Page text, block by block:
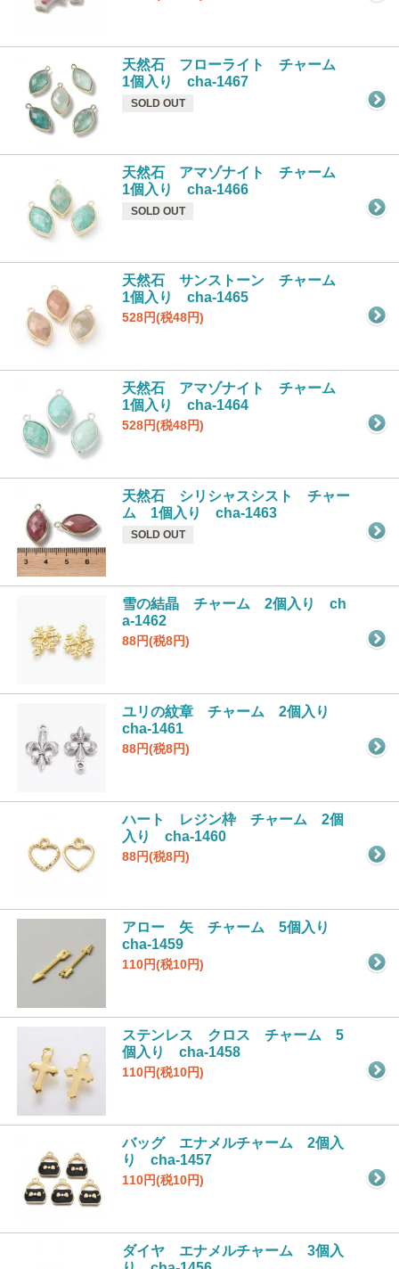
天然石 フローライト チャーム
1個入り cha-1467
SOLD OUT
天然石 アマゾナイト チャーム
1個入り cha-1466
SOLD OUT
天然石 サンストーン チャーム
1個入り cha-1465
528円(税48円)
天然石 アマゾナイト チャーム
1個入り cha-1464
528円(税48円)
天然石 シリシャスシスト チャー
ム 1個入り cha-1463
SOLD OUT
雪の結晶 チャーム 2個入り ch
a-1462
88円(税8円)
ユリの紋章 チャーム 2個入り
cha-1461
88円(税8円)
ハート レジン枠 チャーム 2個
入り cha-1460
88円(税8円)
アロー 矢 チャーム 5個入り
cha-1459
110円(税10円)
ステンレス クロス チャーム 5
個入り cha-1458
110円(税10円)
バッグ エナメルチャーム 2個入
り cha-1457
110円(税10円)
ダイヤ エナメルチャーム 3個入